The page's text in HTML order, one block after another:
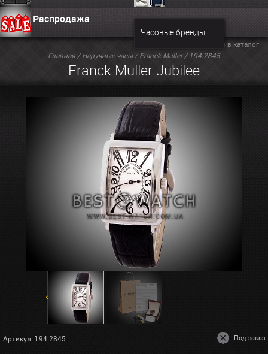
Распродажа
Часовые бренды
Главная /Наручные часы/Franck Muller/ 194.2845
Franck Muller Jubilee
Вернуться в каталог
Артикул: 194.2845 Под заказ